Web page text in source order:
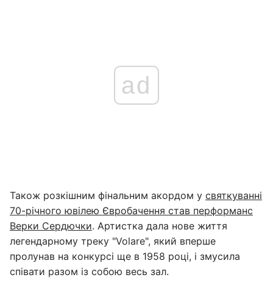
ad
Також розкішним фінальним акордом у святкуванні
70-річного ювілею Євробачення став перформанс
Верки Сердючки. Артистка дала нове життя
легендарному треку "Volare", який вперше
пролунав на конкурсі ще в 1958 році, і змусила
співати разом із собою весь зал.